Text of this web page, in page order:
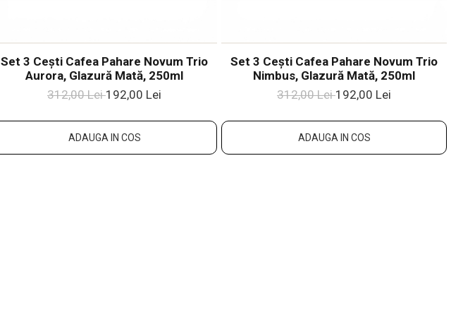
Set 3 Cești Cafea Pahare Novum Trio
Aurora, Glazură Mată, 250ml
312,00 Lei192,00 Lei
ADAUGA IN COS
Set 3 Cești Cafea Pahare Novum Trio
Nimbus, Glazură Mată, 250ml
312,00 Lei192,00 Lei
ADAUGA IN COS